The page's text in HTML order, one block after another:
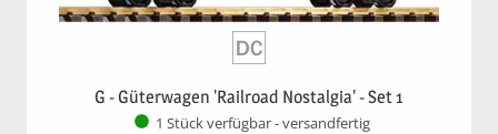
G - Güterwagen 'Railroad Nostalgia' - Set 1
1 Stück verfügbar - versandfertig